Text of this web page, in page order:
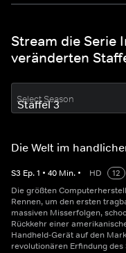
Stream die Serie
veränderten
Select Season
Die Welt im
S3 Ep.1 • 40 Min. • HD
12
Die größten
Rennen, um den ersten
massiven Misserfolgen,
Rückkehr einer
Handheld-Gerät auf den
revolutionären Erfindung des